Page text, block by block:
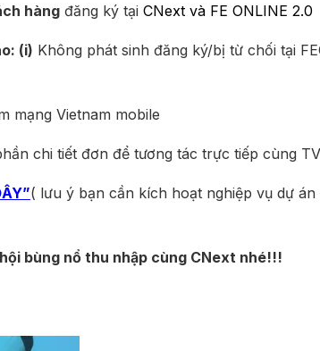
hàng đăng ký tại CNext và FE ONLINE 2.0
(i) Không phát sinh đăng ký/bị từ chối tại
mạng Vietnam mobile
chi tiết đơn để tương tác trực tiếp cùng
( lưu ý bạn cần kích hoạt nghiệp vụ dự
bùng nổ thu nhập cùng CNext nhé!!!